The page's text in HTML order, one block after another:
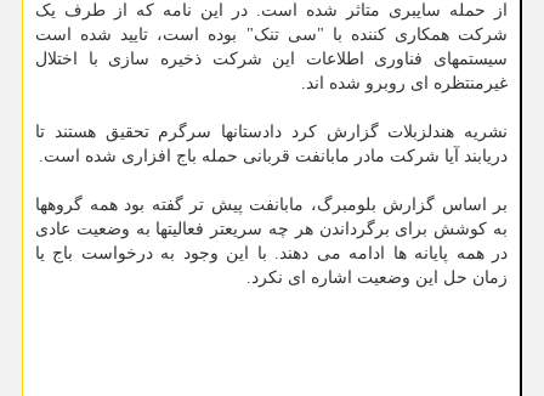
از حمله سایبری متاثر شده است. در این نامه که از طرف یک
شرکت همکاری کننده با "سی تنک" بوده است، تایید شده است
سیستمهای فناوری اطلاعات این شرکت ذخیره سازی با اختلال
غیرمنتظره ای روبرو شده اند.
نشریه هندلزبلات گزارش کرد دادستانها سرگرم تحقیق هستند تا
دریابند آیا شرکت مادر مابانفت قربانی حمله باج افزاری شده است.
بر اساس گزارش بلومبرگ، مابانفت پیش تر گفته بود همه گروهها
به کوشش برای برگرداندن هر چه سریعتر فعالیتها به وضعیت عادی
در همه پایانه ها ادامه می دهند. با این وجود به درخواست باج یا
زمان حل این وضعیت اشاره ای نکرد.